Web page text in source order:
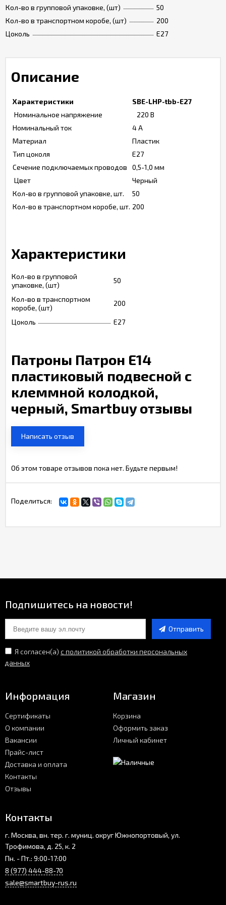
Кол-во в групповой упаковке, (шт)
50
Кол-во в транспортном коробе, (шт)
200
Цоколь
E27
Описание
Характеристики
SBE-LHP-tbb-E27
Номинальное напряжение
220 В
Номинальный ток
4 А
Материал
Пластик
Тип цоколя
Е27
Сечение подключаемых проводов
0,5-1,0 мм
Цвет
Черный
Кол-во в групповой упаковке, шт.
50
Кол-во в транспортном коробе, шт. 200
Характеристики
Кол-во в групповой
упаковке, (шт)
50
Кол-во в транспортном
коробе, (шт)
200
Цоколь E27
Патроны Патрон Е14
пластиковый подвесной с
клеммной колодкой,
черный, Smartbuy отзывы
Написать отзыв
Об этом товаре отзывов пока нет. Будьте первым!
Поделиться:
Подпишитесь на новости!
Отправить
Я согласен(a) с политикой обработки персональных
данных
Информация
Сертификаты
О компании
Вакансии
Прайс-лист
Доставка и оплата
Контакты
Отзывы
Магазин
Корзина
Оформить заказ
Личный кабинет
Контакты
г. Москва, вн. тер. г. муниц. округ Южнопортовый, ул.
Трофимова, д. 25, к. 2
Пн. - Пт.: 9:00-17:00
8 (977) 444-88-70
sale@smartbuy-rus.ru